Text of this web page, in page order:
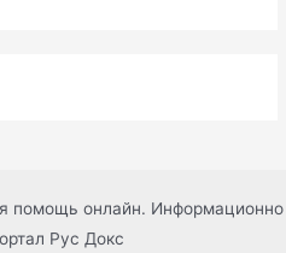
помощь онлайн. Информационно
Рус Докс